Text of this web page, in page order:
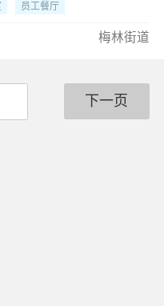
员工餐厅
梅林街道
下一页